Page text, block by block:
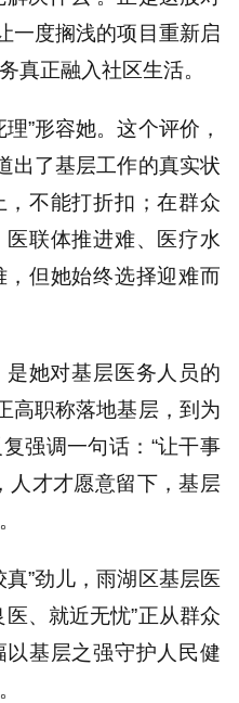
一度搁浅的项目重新启
真正融入社区生活。
”形容她。这个评价，
出了基层工作的真实状
不能打折扣；在群众
联体推进难、医疗水
但她始终选择迎难而
她对基层医务人员的
高职称落地基层，到为
强调一句话：“让干事
人才才愿意留下，基层
”劲儿，雨湖区基层医
、就近无忧”正从群众
基层之强守护人民健